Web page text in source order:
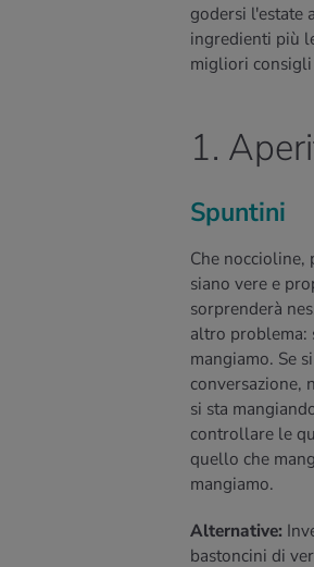
godersi l'estate
ingredienti più
migliori consigli
1.
Spuntini
VAI ALLA RICETTA
Che noccioline,
siano vere e
sorprenderà
altro problema:
mangiamo. Se
conversazione,
si sta
controllare le
quello che
mangiamo.
Alternative:
bastoncini di